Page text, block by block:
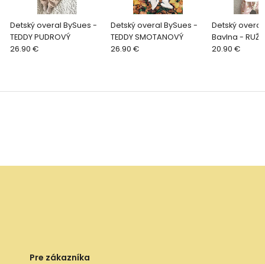
Detský overal BySues -
TEDDY PUDROVÝ
26.90 €
Detský overal BySues -
TEDDY SMOTANOVÝ
26.90 €
Detský
Bavlna -
LABUŤKY
20.90 €
Pre zákazníka